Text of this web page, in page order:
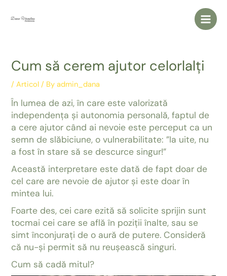
Main
Cum să cerem ajutor celorlalți
/Articol / Byadmin_dana
În lumea de azi, în care este valorizată
independența și autonomia personală, faptul de
a cere ajutor când ai nevoie este perceput ca un
semn de slăbiciune, o vulnerabilitate: ”Ia uite, nu
a fost în stare să se descurce singur!”
Această interpretare este dată de fapt doar de
cel care are nevoie de ajutor și este doar în
mintea lui.
Foarte des, cei care ezită să solicite sprijin sunt
tocmai cei care se află în poziții înalte, sau se
simt înconjurați de o aură de putere. Consideră
că nu-și permit să nu reușească singuri.
Cum să cadă mitul?